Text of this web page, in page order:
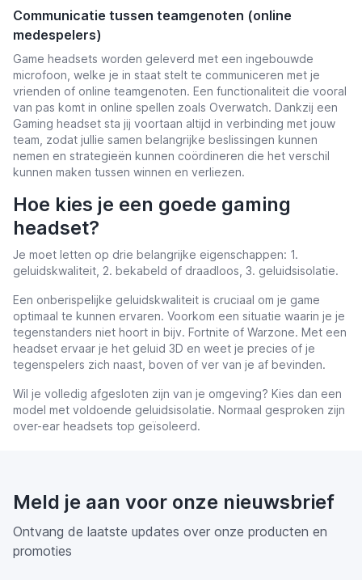
Communicatie tussen teamgenoten (online
medespelers)
Game headsets worden geleverd met een ingebouwde
microfoon, welke je in staat stelt te communiceren met je
vrienden of online teamgenoten. Een functionaliteit die vooral
van pas komt in online spellen zoals Overwatch. Dankzij een
Gaming headset sta jij voortaan altijd in verbinding met jouw
team, zodat jullie samen belangrijke beslissingen kunnen
nemen en strategieën kunnen coördineren die het verschil
kunnen maken tussen winnen en verliezen.
Hoe kies je een goede gaming
headset?
Je moet letten op drie belangrijke eigenschappen: 1.
geluidskwaliteit, 2. bekabeld of draadloos, 3. geluidsisolatie.
Een onberispelijke geluidskwaliteit is cruciaal om je game
optimaal te kunnen ervaren. Voorkom een situatie waarin je je
tegenstanders niet hoort in bijv. Fortnite of Warzone. Met een
headset ervaar je het geluid 3D en weet je precies of je
tegenspelers zich naast, boven of ver van je af bevinden.
Wil je volledig afgesloten zijn van je omgeving? Kies dan een
model met voldoende geluidsisolatie. Normaal gesproken zijn
over-ear headsets top geïsoleerd.
Meld je aan voor onze nieuwsbrief
Ontvang de laatste updates over onze producten en
promoties